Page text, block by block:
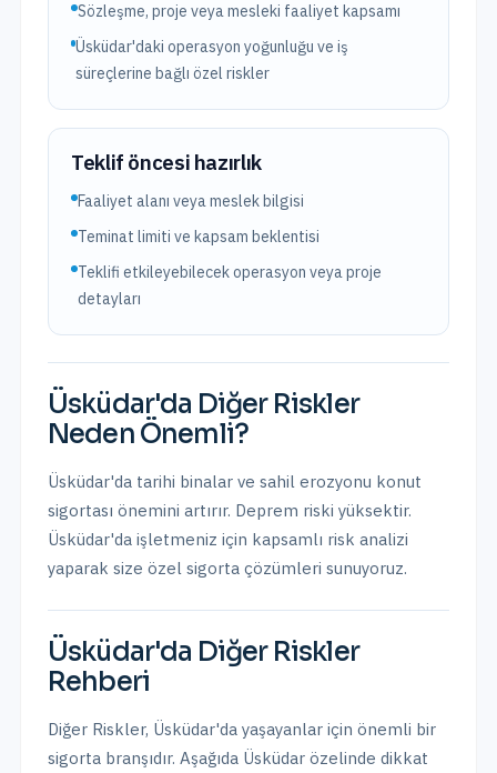
Sözleşme, proje veya mesleki faaliyet kapsamı
Üsküdar'daki operasyon yoğunluğu ve iş
süreçlerine bağlı özel riskler
Teklif öncesi hazırlık
Faaliyet alanı veya meslek bilgisi
Teminat limiti ve kapsam beklentisi
Teklifi etkileyebilecek operasyon veya proje
detayları
Üsküdar'da Diğer Riskler
Neden Önemli?
Üsküdar'da tarihi binalar ve sahil erozyonu konut
sigortası önemini artırır. Deprem riski yüksektir.
Üsküdar'da işletmeniz için kapsamlı risk analizi
yaparak size özel sigorta çözümleri sunuyoruz.
Üsküdar'da Diğer Riskler
Rehberi
Diğer Riskler, Üsküdar'da yaşayanlar için önemli bir
sigorta branşıdır. Aşağıda Üsküdar özelinde dikkat